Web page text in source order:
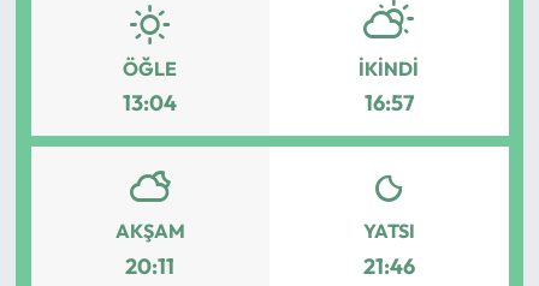
ÖĞLE
13:04
İKINDI
16:57
AKŞAM
20:11
YATSI
21:46